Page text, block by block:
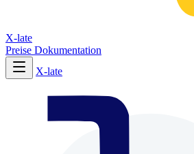
X-late
Preise Dokumentation
X-late